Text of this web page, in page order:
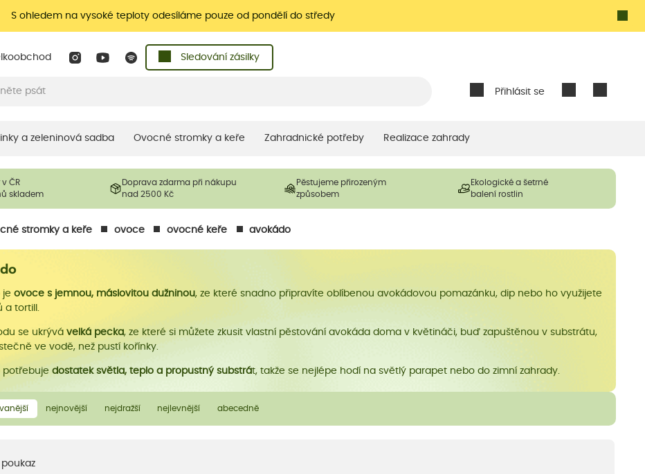
S ohledem na vysoké teploty odesíláme pouze od pondělí do středy
Přihlásit se
Sledování zásilky
a zeleninová sadba Ovocné stromky a keře Zahradnické potřeby Realizace zahrady
v ČR
skladem
Doprava zdarma při nákupu
nad 2500 Kč
Pěstujeme přirozeným
způsobem
Ekologické a šetrné
balení rostlin
stromky a keře ovoce ovocné keře avokádo
jeovoce s jemnou, máslovitou dužninou, ze které snadno připravíte oblíbenou avokádovou pomazánku, dip nebo ho využijete
a tortill.
se ukrývávelká pecka, ze které si můžete zkusit vlastní pěstování avokáda doma v květináči, buď zapuštěnou v substrátu,
ve vodě, než pustí kořínky.
potřebujedostatek světla, teplo a propustný substrát, takže se nejlépe hodí na světlý parapet nebo do zimní zahrady.
nejnovější nejdražší nejlevnější abecedně